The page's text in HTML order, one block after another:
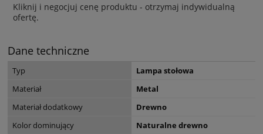
Kliknij i negocjuj cenę produktu - otrzymaj indywidualną
ofertę.
Dane techniczne
Typ
Lampa stołowa
Materiał
Metal
Materiał dodatkowy
Drewno
Kolor dominujący
Naturalne drewno